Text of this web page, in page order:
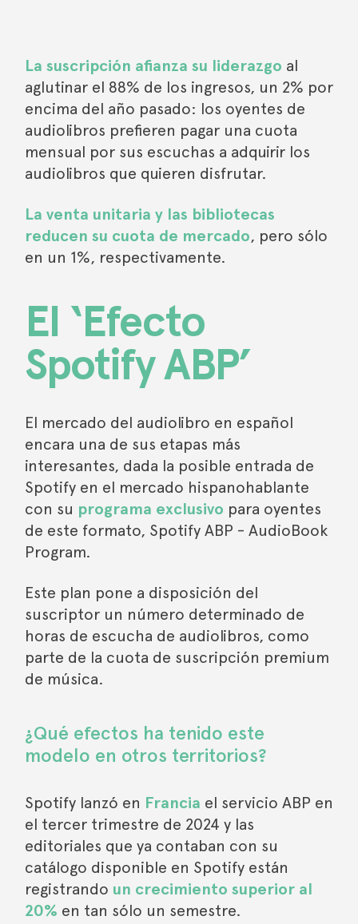
La suscripción afianza su liderazgo al
aglutinar el 88% de los ingresos, un 2% por
encima del año pasado: los oyentes de
audiolibros prefieren pagar una cuota
mensual por sus escuchas a adquirir los
audiolibros que quieren disfrutar.
La venta unitaria y las bibliotecas
reducen su cuota de mercado, pero sólo
en un 1%, respectivamente.
El ‘Efecto
Spotify ABP’
El mercado del audiolibro en español
encara una de sus etapas más
interesantes, dada la posible entrada de
Spotify en el mercado hispanohablante
con su programa exclusivo para oyentes
de este formato, Spotify ABP - AudioBook
Program.
Este plan pone a disposición del
suscriptor un número determinado de
horas de escucha de audiolibros, como
parte de la cuota de suscripción premium
de música.
¿Qué efectos ha tenido este
modelo en otros territorios?
Spotify lanzó en Francia el servicio ABP en
el tercer trimestre de 2024 y las
editoriales que ya contaban con su
catálogo disponible en Spotify están
registrando un crecimiento superior al
20% en tan sólo un semestre.